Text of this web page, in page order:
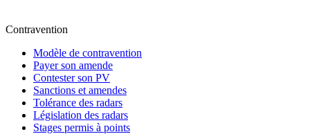
Contravention
Modèle de contravention
Payer son amende
Contester son PV
Sanctions et amendes
Tolérance des radars
Législation des radars
Stages permis à points